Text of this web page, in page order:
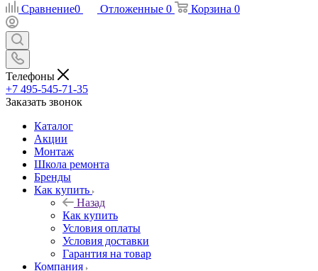
Сравнение0 Отложенные 0 Корзина 0
Телефоны
+7 495-545-71-35
Заказать звонок
Каталог
Акции
Монтаж
Школа ремонта
Бренды
Как купить
Назад
Как купить
Условия оплаты
Условия доставки
Гарантия на товар
Компания